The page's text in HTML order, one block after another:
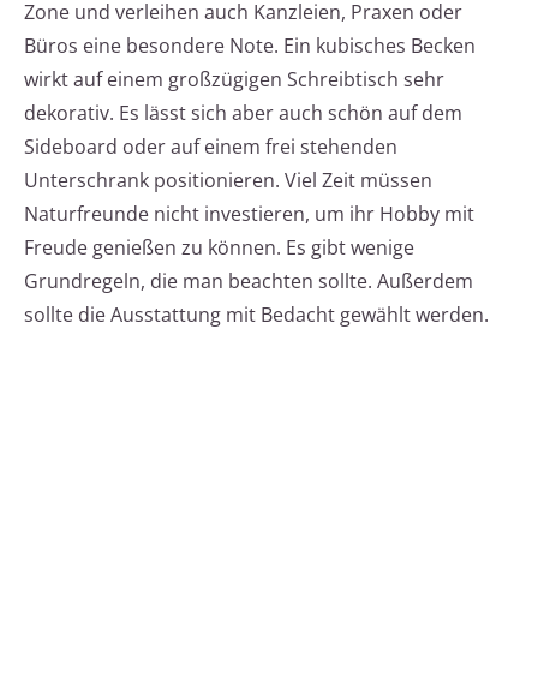
Zone und verleihen auch Kanzleien, Praxen oder
Büros eine besondere Note. Ein kubisches Becken
wirkt auf einem großzügigen Schreibtisch sehr
dekorativ. Es lässt sich aber auch schön auf dem
Sideboard oder auf einem frei stehenden
Unterschrank positionieren. Viel Zeit müssen
Naturfreunde nicht investieren, um ihr Hobby mit
Freude genießen zu können. Es gibt wenige
Grundregeln, die man beachten sollte. Außerdem
sollte die Ausstattung mit Bedacht gewählt werden.